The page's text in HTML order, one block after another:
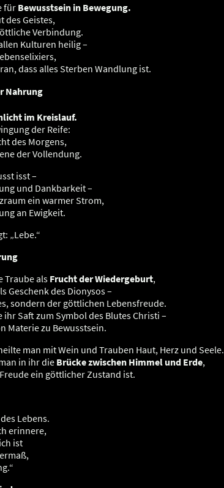
für Bewusstsein in Bewegung.
des Geistes,
Verbindung.
Kulturen heilig –
dass alles Sterben Wandlung ist.
Nahrung
im Kreislauf.
der Reife:
des Morgens,
der Vollendung.
isst –
und Dankbarkeit –
ein warmer Strom,
an Ewigkeit.
„Lebe.“
Traube alsFrucht der Wiedergeburt,
Geschenk des Dionysos –
sondern der göttlichen Lebensfreude.
ihr Saft zum Symbol des Blutes Christi –
Materie zu Bewusstsein.
man mit Wein und Trauben Haut, Herz und Seele.
in ihr dieBrücke zwischen Himmel und Erde,
ein göttlicher Zustand ist.
Lebens.
erinnere,
ist